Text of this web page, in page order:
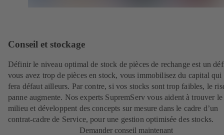
Conseil et stockage
Définir le niveau optimal de stock de pièces de rechange est un
vous avez trop de pièces en stock, vous immobilisez du capital qui
fera défaut ailleurs. Par contre, si vos stocks sont trop faibles, le
panne augmente. Nos experts SupremServ vous aident à trouver
milieu et développent des concepts sur mesure dans le cadre d’un
contrat-cadre de Service, pour une gestion optimisée des stocks.
Demander conseil maintenant